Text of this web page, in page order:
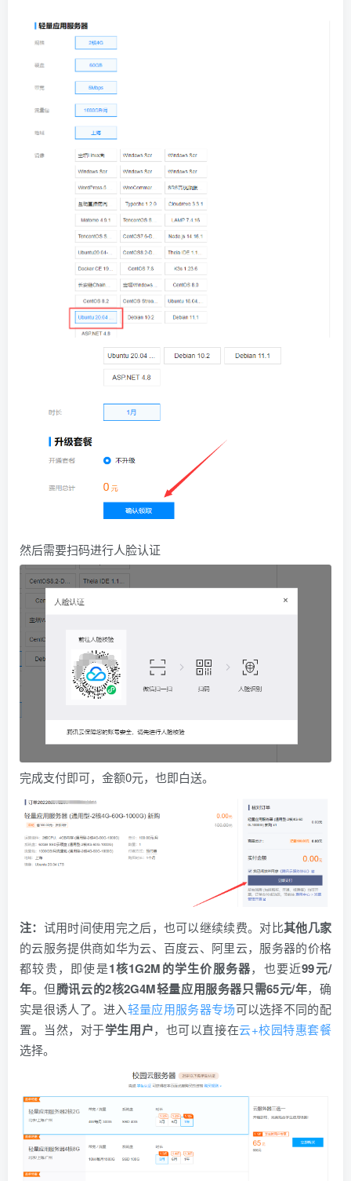
然后需要扫码进行人脸认证
完成支付即可，金额0元，也即白送。
注： 试用时间使用完之后，也可以继续续费。对比其他几家
的云服务提供商如华为云、百度云、阿里云，服务器的价格
都较贵，即使是1核1G2M的学生价服务器，也要近99元/
年。但腾讯云的2核2G4M轻量应用服务器只需65元/年，确
实是很诱人了。进入轻量应用服务器专场可以选择不同的配
置。当然，对于学生用户，也可以直接在云+校园特惠套餐
选择。